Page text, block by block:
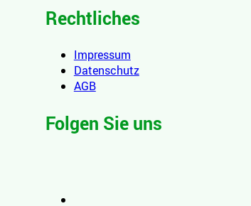
Rechtliches
Impressum
Datenschutz
AGB
Folgen Sie uns